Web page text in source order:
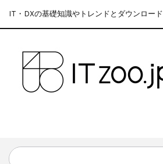
IT・DXの基礎知識やトレンドとダウンロード